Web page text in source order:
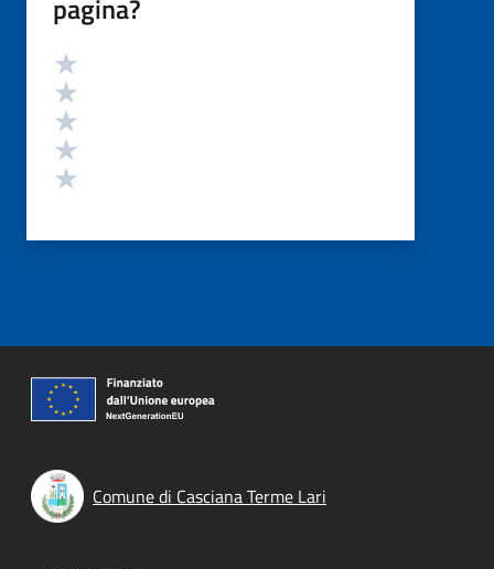
pagina?
Valutazione
Comune di Casciana Terme Lari